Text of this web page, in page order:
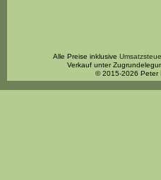
Alle Preise inklusive
Verkauf unter
© 2015-2026 Peter